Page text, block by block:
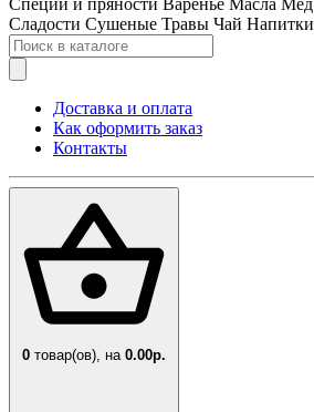
Сладости Сушеные Травы Чай Напитки
Доставка и оплата
Как оформить заказ
Контакты
0 товар(ов), на 0.00р.